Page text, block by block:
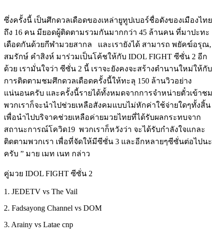
ซึ่งครั้งนี้ เป็นศึกดวลเดือดของเหล่ายูทูปเบอร์ชื่อดังของเมืองไทย
ถึง 16 คน มียอดผู้ติดตามรวมกันมากกว่า 45 ล้านคน ที่มาปะทะ
เดือดกันด้วยกีฬามวยสากล
และเรายังได้ สามารถ พยัคฆ์อรุณ,
สมรักษ์ คำสิงห์ มาร่วมเป็นโค้ชให้กับ IDOL FIGHT ซีซั่น 2 อีก
ด้วย เรามั่นใจว่า ซีซั่น 2 นี้ เราจะยังคงจะสร้างตำนานใหม่ให้กับ
การติดตามชมศึกดวลเดือดครั้งนี้ให้ทะลุ 150 ล้านวิวอย่าง
แน่นอนครับ และครั้งนี้รายได้ทั้งหมดจากการจำหน่ายตั๋วเข้าชม
พวกเราก็จะนำไปช่วยเหลือสังคมแบบไม่หักค่าใช้จ่ายใดๆทั้งสิ้น
เพื่อนำไปบริจาคช่วยเหลือค่ายมวยไทยที่ได้รับผลกระทบจาก
สถานะการณ์โควิด19 พวกเราก็หวังว่า จะได้รับกำลังใจแกละ
ติดตามพวกเรา เพื่อที่จัดให้มีซีซั่น 3 และอีกหลายๆซีซั่นต่อไปนะ
ครับ ” มาย เมท เนท กล่าว
คู่มวย IDOL FIGHT ซีซั่น 2
1. JEDETV vs The Vail
2. Fadsayong Channel vs DOM
3. Arainy vs Latae cnp